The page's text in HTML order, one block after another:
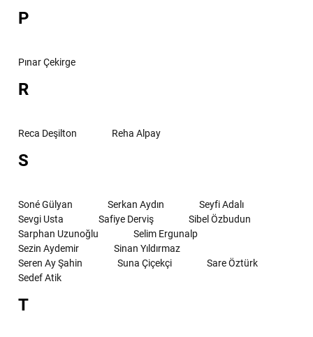
P
Pınar Çekirge
R
Reca Deşilton Reha Alpay
S
Soné Gülyan Serkan Aydın
Seyfi Adalı
Sevgi Usta
Safiye Derviş
Sibel Özbudun
Sarphan Uzunoğlu
Selim Ergunalp
Sezin Aydemir
Sinan Yıldırmaz
Seren Ay Şahin
Suna Çiçekçi
Sare Öztürk
Sedef Atik
T